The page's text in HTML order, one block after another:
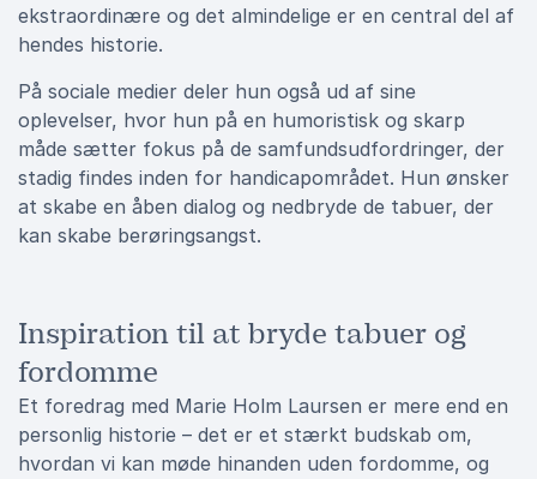
ekstraordinære og det almindelige er en central del af
hendes historie.
På sociale medier deler hun også ud af sine
oplevelser, hvor hun på en humoristisk og skarp
måde sætter fokus på de samfundsudfordringer, der
stadig findes inden for handicapområdet. Hun ønsker
at skabe en åben dialog og nedbryde de tabuer, der
kan skabe berøringsangst.
Inspiration til at bryde tabuer og
fordomme
Et foredrag med Marie Holm Laursen er mere end en
personlig historie – det er et stærkt budskab om,
hvordan vi kan møde hinanden uden fordomme, og